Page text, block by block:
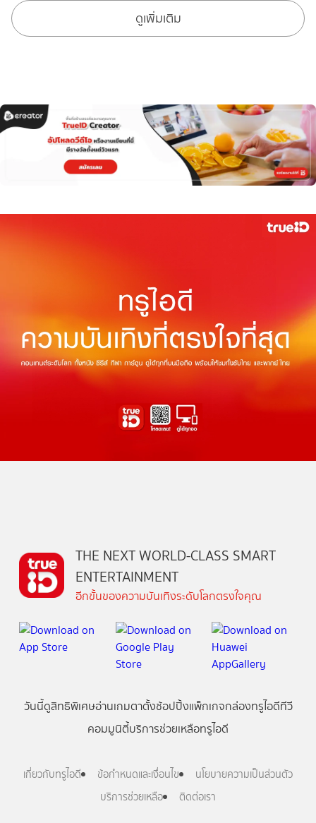
ดูเพิ่มเติม
THE NEXT WORLD-CLASS SMART
ENTERTAINMENT
อีกขั้นของความบันเทิงระดับโลกตรงใจคุณ
วันนี้ดูสิทธิพิเศษอ่านเกมตาตั้งช้อปปิ้งแพ็กเกจกล่องทรูไอดีทีวี
คอมมูนิตี้บริการช่วยเหลือทรูไอดี
เกี่ยวกับทรูไอดี ข้อกำหนดและเงื่อนไข
นโยบายความเป็นส่วนตัว
บริการช่วยเหลือ
ติดต่อเรา